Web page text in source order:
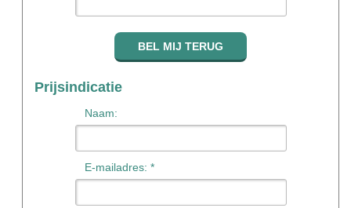
Prijsindicatie
Naam:
E-mailadres: *